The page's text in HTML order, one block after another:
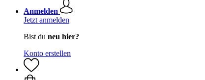
Anmelden
Jetzt anmelden
Bist du neu hier?
Konto erstellen